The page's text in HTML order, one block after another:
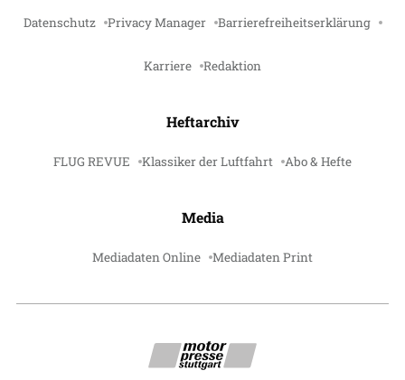
Datenschutz Privacy Manager Barrierefreiheitserklärung
Karriere Redaktion
Heftarchiv
FLUG REVUE Klassiker der Luftfahrt Abo & Hefte
Media
Mediadaten Online Mediadaten Print